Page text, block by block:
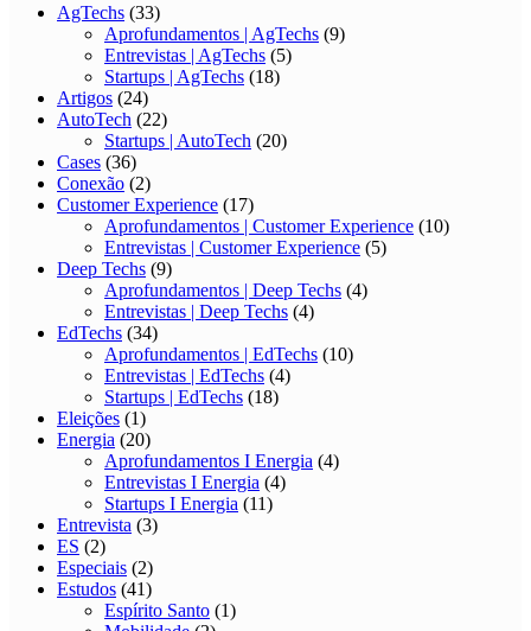
AgTechs (33)
Aprofundamentos | AgTechs (9)
Entrevistas | AgTechs (5)
Startups | AgTechs (18)
Artigos (24)
AutoTech (22)
Startups | AutoTech (20)
Cases (36)
Conexão (2)
Customer Experience (17)
Aprofundamentos | Customer Experience (10)
Entrevistas | Customer Experience (5)
Deep Techs (9)
Aprofundamentos | Deep Techs (4)
Entrevistas | Deep Techs (4)
EdTechs (34)
Aprofundamentos | EdTechs (10)
Entrevistas | EdTechs (4)
Startups | EdTechs (18)
Eleições (1)
Energia (20)
Aprofundamentos I Energia (4)
Entrevistas I Energia (4)
Startups I Energia (11)
Entrevista (3)
ES (2)
Especiais (2)
Estudos (41)
Espírito Santo (1)